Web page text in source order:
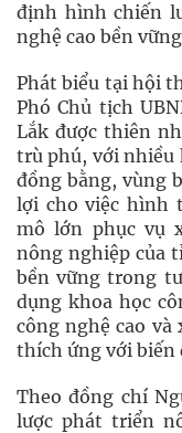
định hình chiến
nghệ cao bền
Phát biểu tại hội
Phó Chủ tịch
Lắk được thiên
trù phú, với nhiều
đồng bằng, vùng
lợi cho việc hình
mô lớn phục vụ
nông nghiệp của
bền vững trong
dụng khoa học
công nghệ cao
thích ứng với biến
Theo đồng chí
lược phát triển